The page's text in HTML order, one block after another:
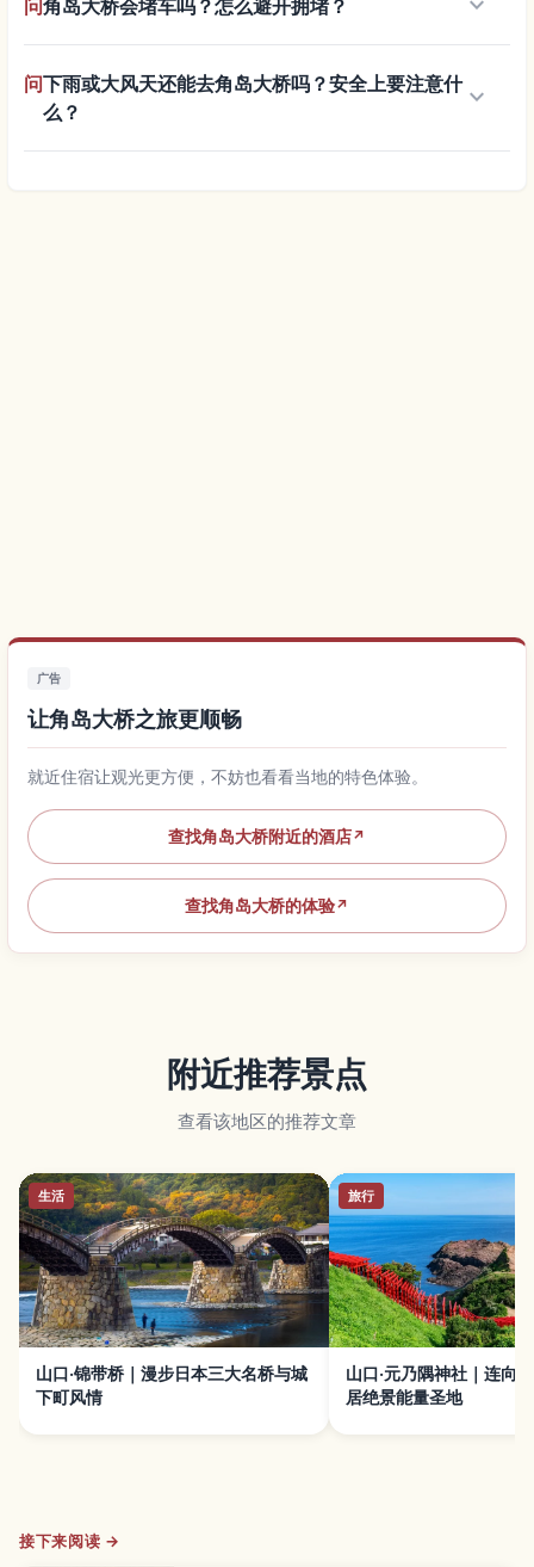
问角岛大桥会堵车吗？怎么避开拥堵？
问下雨或大风天还能去角岛大桥吗？安全上要注意什
么？
keyboard_arrow_down
广告
让角岛大桥之旅更顺畅
就近住宿让观光更方便，不妨也看看当地的特色体验。
查找角岛大桥附近的酒店↗
查找角岛大桥的体验↗
附近推荐景点
查看该地区的推荐文章
生活
山口·锦带桥｜漫步日本三大名桥与城
下町风情
旅行
山口·元乃隅神社｜连向
居绝景能量圣地
接下来阅读 →